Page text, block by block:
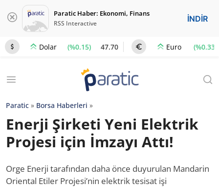
Paratic Haber: Ekonomi, Finans
RSS Interactive İNDİR
Dolar (%0.15) 47.70 Euro (%0.33)
Paratic » Borsa Haberleri »
Enerji Şirketi Yeni Elektrik
Projesi için İmzayı Attı!
Orge Enerji tarafından daha önce duyurulan Mandarin
Oriental Etiler Projesi’nin elektrik tesisat işi